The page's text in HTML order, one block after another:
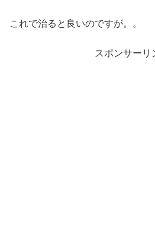
これで治ると良いのですが。。
スポンサーリ